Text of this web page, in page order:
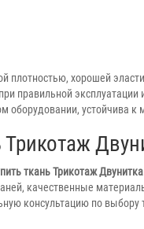
плотностью, хорошей
правильной
устойчива к
Трикотаж
ткань Трикотаж
качественные
консультацию по выбору